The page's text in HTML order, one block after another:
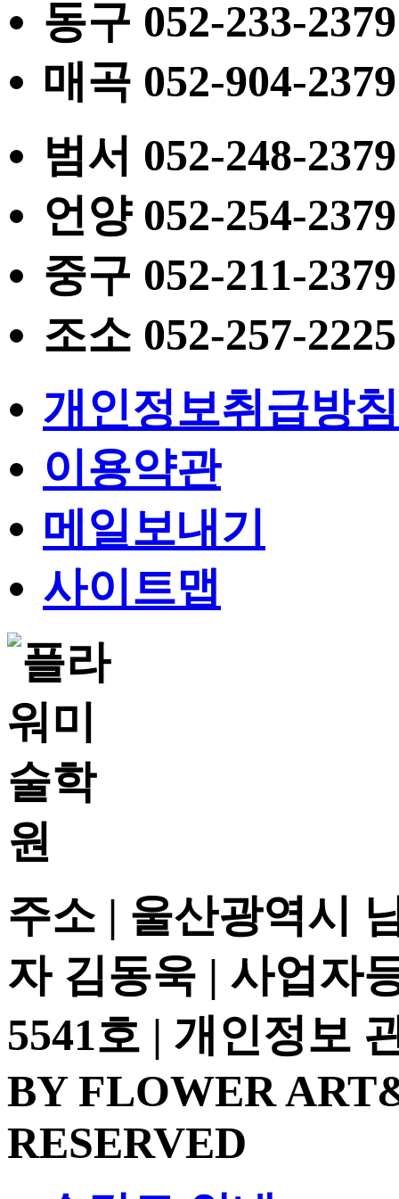
동구 052-233-2379
매곡 052-904-2379
범서 052-248-2379
언양 052-254-2379
중구 052-211-2379
조소 052-257-2225
개인정보취급방침
이용약관
메일보내기
사이트맵
주소 | 울산광역시
자 김동욱 | 사업자
5541호 | 개인정보
BY FLOWER
RESERVED